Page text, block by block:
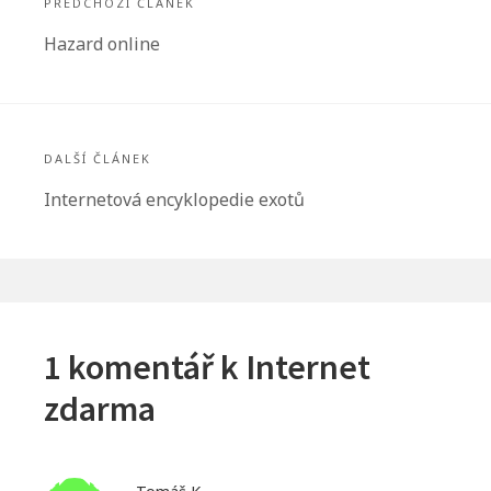
pro
příspěvek
Předchozí
Hazard online
DALŠÍ ČLÁNEK
Další
Internetová encyklopedie exotů
1 komentář k Internet
zdarma